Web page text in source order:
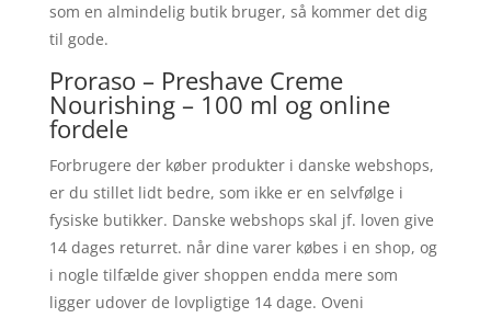
som en almindelig butik bruger, så kommer det dig
til gode.
Proraso – Preshave Creme
Nourishing – 100 ml og online
fordele
Forbrugere der køber produkter i danske webshops,
er du stillet lidt bedre, som ikke er en selvfølge i
fysiske butikker. Danske webshops skal jf. loven give
14 dages returret. når dine varer købes i en shop, og
i nogle tilfælde giver shoppen endda mere som
ligger udover de lovpligtige 14 dage. Oveni